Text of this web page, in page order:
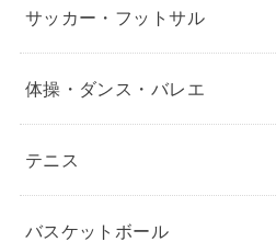
サッカー・フットサル
体操・ダンス・バレエ
テニス
バスケットボール